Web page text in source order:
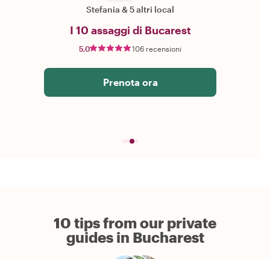
Stefania &5 altri local
I 10 assaggi di Bucarest
5,0 106 recensioni
Prenota ora
10 tips from our private
guides in Bucharest